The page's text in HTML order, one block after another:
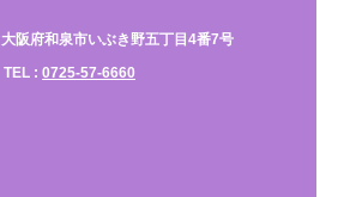
大阪府和泉市いぶき野五丁目4番7号
TEL : 0725-57-6660